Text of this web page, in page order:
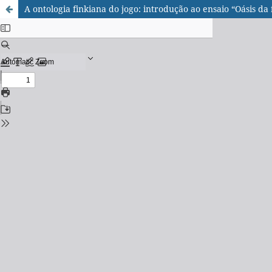
A ontologia finkiana do jogo: introdução ao ensaio “Oásis da